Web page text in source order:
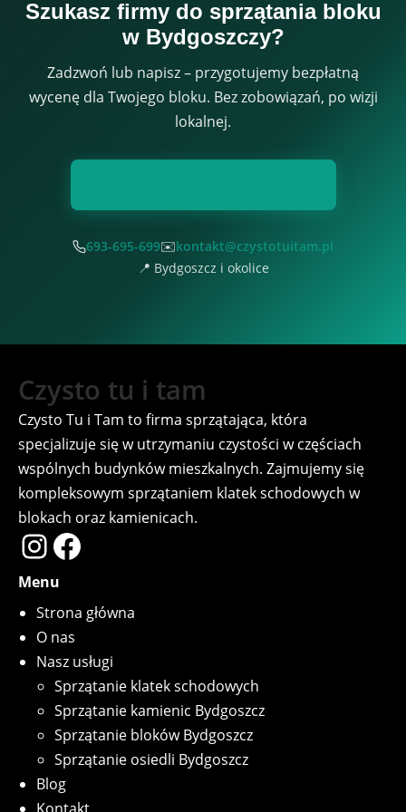
Szukasz firmy do sprzątania bloku
w Bydgoszczy?
Zadzwoń lub napisz – przygotujemy bezpłatną
wycenę dla Twojego bloku. Bez zobowiązań, po wizji
lokalnej.
693-695-699✉️kontakt@czystotuitam.pl
📍 Bydgoszcz i okolice
Czysto tu i tam
Czysto Tu i Tam to firma sprzątająca, która
specjalizuje się w utrzymaniu czystości w częściach
wspólnych budynków mieszkalnych. Zajmujemy się
kompleksowym sprzątaniem klatek schodowych w
blokach oraz kamienicach.
InstagramFacebook
Menu
Strona główna
O nas
Nasz usługi
Sprzątanie klatek schodowych
Sprzątanie kamienic Bydgoszcz
Sprzątanie bloków Bydgoszcz
Sprzątanie osiedli Bydgoszcz
Blog